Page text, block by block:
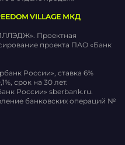
VILLAGE МКД
Проектная
проекта ПАО «Банк
России», ставка 6%
срок на 30 лет.
России» sberbank.ru.
банковских операций №